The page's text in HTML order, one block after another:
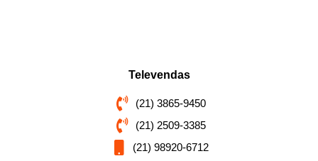
Televendas
(21) 3865-9450
(21) 2509-3385
(21) 98920-6712